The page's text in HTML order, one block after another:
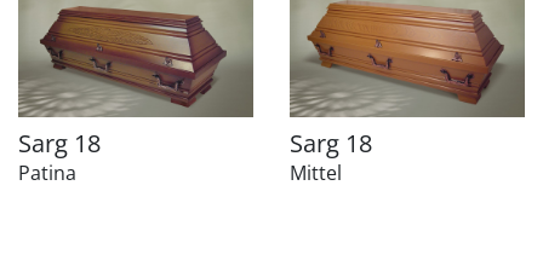
Sarg 18
Patina
Sarg 18
Mittel